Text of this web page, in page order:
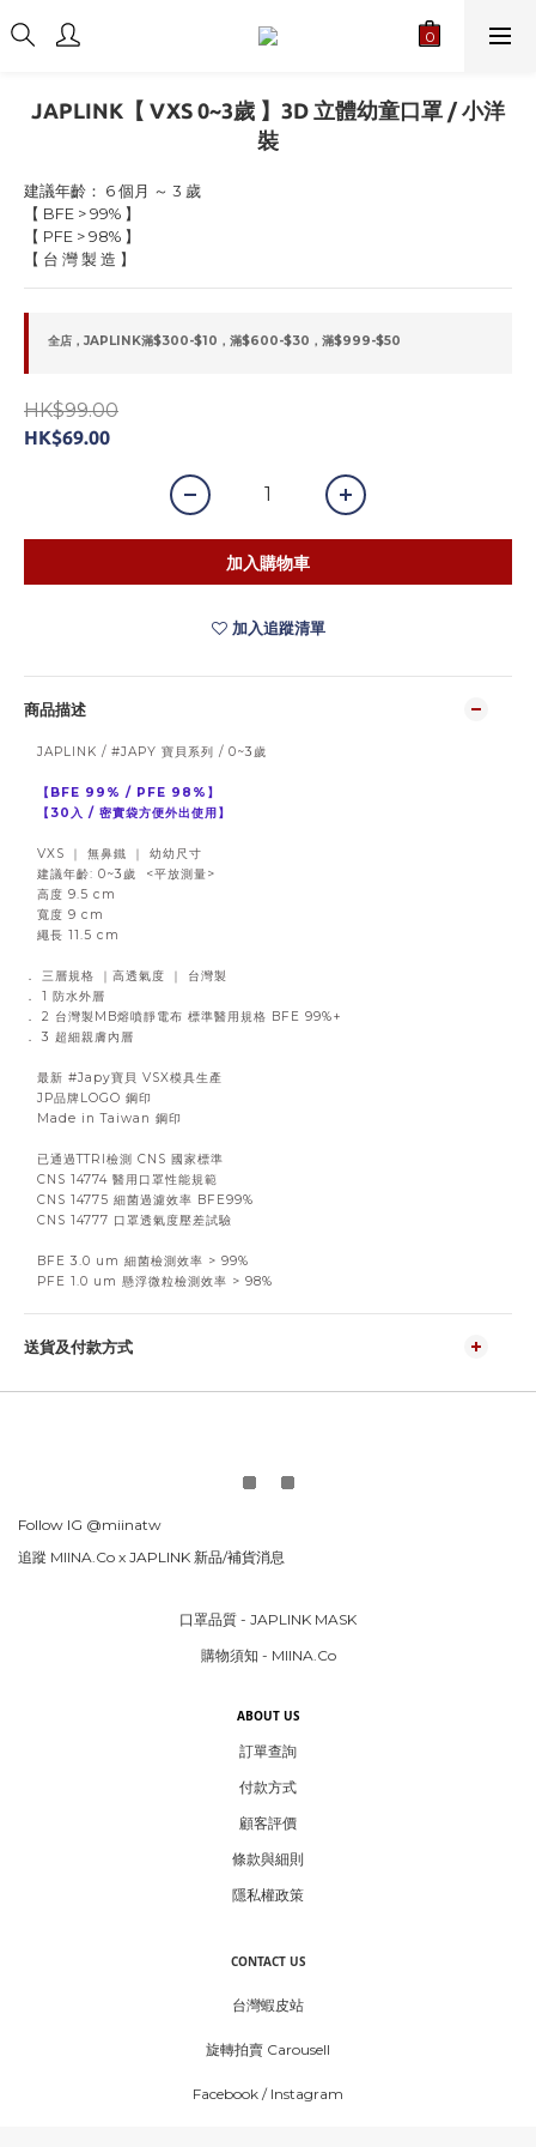
JAPLINK【 VXS 0~3歲 】3D 立體幼童口罩 / 小洋
裝
建議年齡： 6 個月 ～ 3 歲
【 BFE > 99% 】
【 PFE > 98% 】
【 台 灣 製 造 】
全店，JAPLINK滿$300-$10，滿$600-$30，滿$999-$50
HK$99.00
HK$69.00
加入購物車
加入追蹤清單
商品描述
JAPLINK / #JAPY 寶貝系列 / 0~3歲
【BFE 99% / PFE 98%】
【30入 / 密實袋方便外出使用】
VXS ｜ 無鼻鐵 ｜ 幼幼尺寸
建議年齡: 0~3歲 <平放測量>
高度 9.5 cm
寬度 9 cm
繩長 11.5 cm
． 三層規格 ｜高透氣度 ｜ 台灣製
． 1 防水外層
． 2 台灣製MB熔噴靜電布 標準醫用規格 BFE 99%+
． 3 超細親膚內層
最新 #Japy寶貝 VSX模具生產
JP品牌LOGO 鋼印
Made in Taiwan 鋼印
已通過TTRI檢測 CNS 國家標準
CNS 14774 醫用口罩性能規範
CNS 14775 細菌過濾效率 BFE99%
CNS 14777 口罩透氣度壓差試驗
BFE 3.0 um 細菌檢測效率 > 99%
PFE 1.0 um 懸浮微粒檢測效率 > 98%
送貨及付款方式
Follow IG @miinatw
追蹤 MIINA.Co x JAPLINK 新品/補貨消息
口罩品質 - JAPLINK MASK
購物須知 - MIINA.Co
ABOUT US
訂單查詢
付款方式
顧客評價
條款與細則
隱私權政策
CONTACT US
台灣蝦皮站
旋轉拍賣 Carousell
Facebook / Instagram